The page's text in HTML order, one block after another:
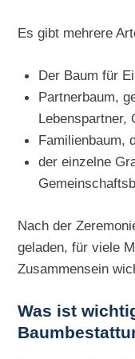
Es gibt mehrere
Der Baum für
Partnerbaum,
Lebenspartner,
Familienbaum,
der einzelne
Nach der
geladen, für viele
Zusammensein
Was ist